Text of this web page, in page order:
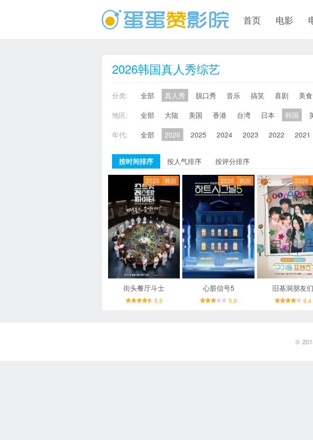
首页 电影
2026韩国真人秀综艺
分类: 全部 真人秀 脱口秀 音乐 搞笑 喜剧 美食
地区:
全部 大陆 美国 香港 台湾 日本 韩国
年代:
全部 2026 2025 2024 2023 2022 2021
按时间排序 按人气排序 按评分排序
2026 韩国
街头餐厅斗士
8.8
2026 韩国
心脏信号5
5.9
2026
旧基洞朋友们
8.4
©